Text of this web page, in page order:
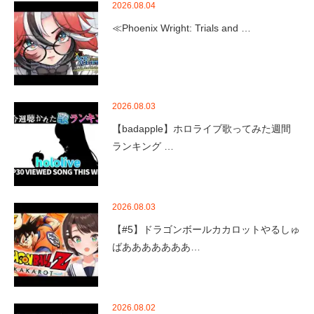
2026.08.04
≪Phoenix Wright: Trials and …
2026.08.03
【badapple】ホロライブ歌ってみた週間
ランキング …
2026.08.03
【#5】ドラゴンボールカカロットやるしゅ
ばあああああああ…
2026.08.02